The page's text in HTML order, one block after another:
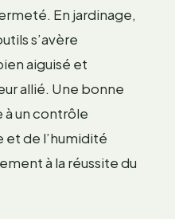
En jardinage,
s’avère
aiguisé et
allié. Une bonne
à un contrôle
et de l’humidité
à la réussite du